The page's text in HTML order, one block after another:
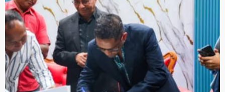
PODCAST SIRA
PROGRAMA SIRA
VÍDEO SIRA
EVENTU SIRA